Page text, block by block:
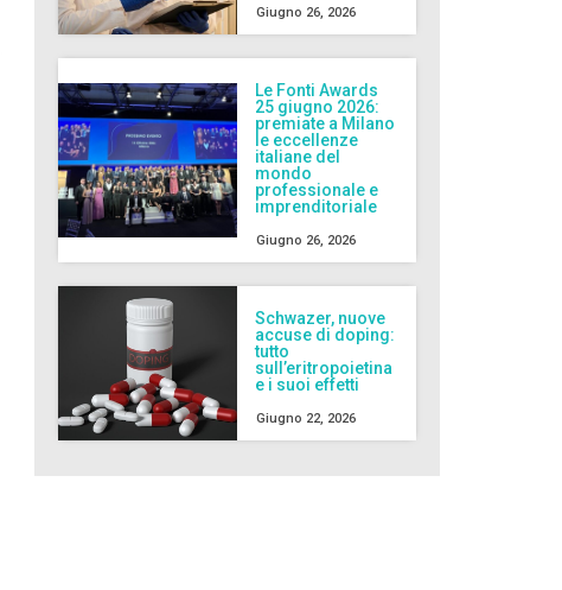
Giugno 26, 2026
Le Fonti Awards
25 giugno 2026:
premiate a Milano
le eccellenze
italiane del
mondo
professionale e
imprenditoriale
Giugno 26, 2026
Schwazer, nuove
accuse di doping:
tutto
sull’eritropoietina
e i suoi effetti
Giugno 22, 2026